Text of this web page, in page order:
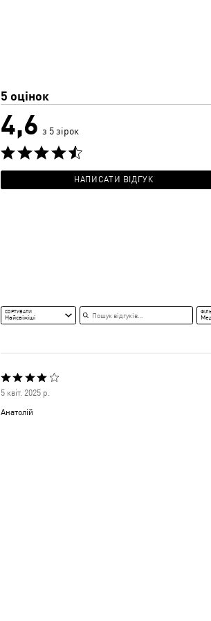
5 оцінок
4,6 з 5 зірок
НАПИСАТИ ВІДГУК
СОРТУВАТИ
Найсвіжіші
Пошук відгуків
Оцінено
5 квіт. 2025 р.
Анатолій